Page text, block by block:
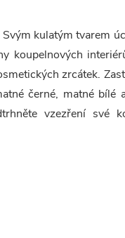
kulatým tvarem
koupelnových
zrcátek.
černé, matné bílé
vzezření své